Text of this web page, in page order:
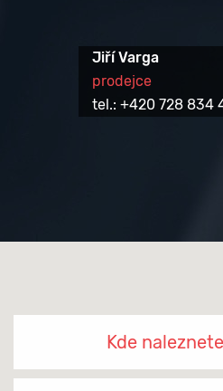
Jiří Varga
prodejce
tel.: +420 728 834
Kde